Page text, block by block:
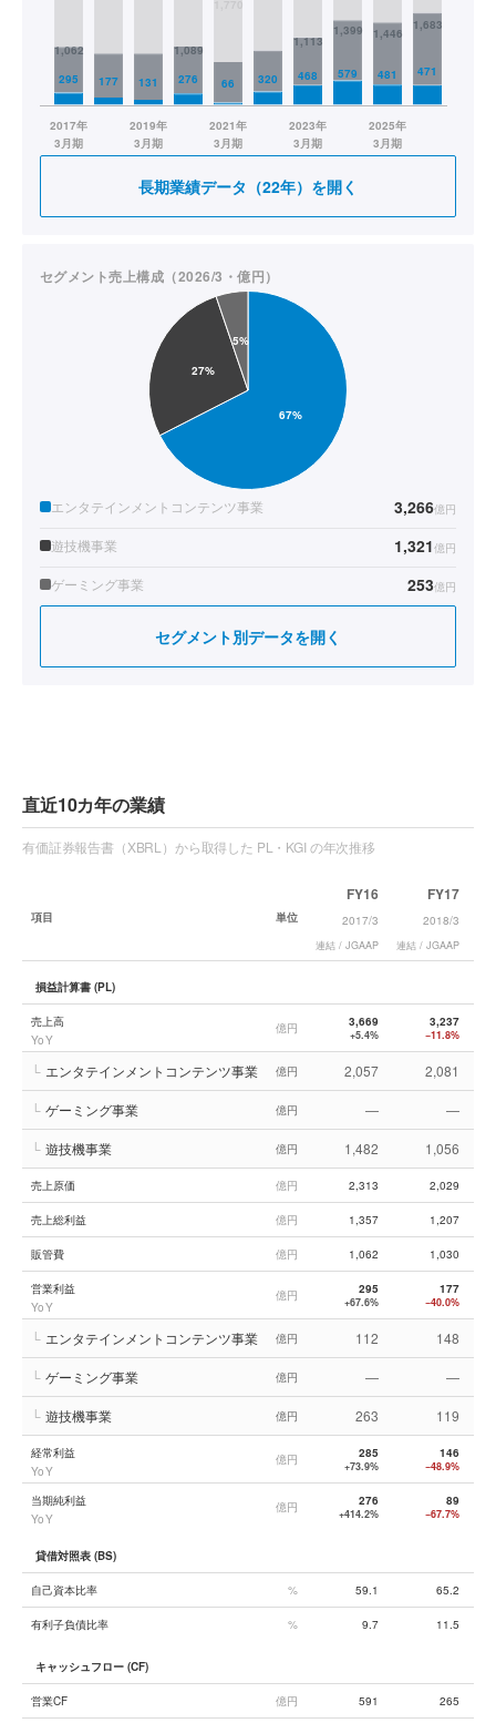
長期業績データ（22年）を開く
セグメント売上構成（2026/3・億円）
エンタテインメントコンテンツ事業 3,266億円
遊技機事業 1,321億円
ゲーミング事業 253億円
セグメント別データを開く
直近10カ年の業績
有価証券報告書（XBRL）から取得した PL・KGI の年次推移
項目 単位
FY16
2017/3
連結 / JGAAP
FY17
2018/3
連結 / JGAAP
損益計算書 (PL)
売上高
YoY
億円 3,669
+5.4%
3,237
−11.8%
└ エンタテインメントコンテンツ事業 億円 2,057 2,081
└ ゲーミング事業 億円 — —
└ 遊技機事業 億円 1,482 1,056
売上原価 億円 2,313 2,029
売上総利益 億円 1,357 1,207
販管費 億円 1,062 1,030
営業利益
YoY
億円 295
+67.6%
177
−40.0%
└ エンタテインメントコンテンツ事業 億円 112 148
└ ゲーミング事業 億円 — —
└ 遊技機事業 億円 263 119
経常利益
YoY
億円 285
+73.9%
146
−48.9%
当期純利益
YoY
億円 276
+414.2%
89
−67.7%
貸借対照表 (BS)
自己資本比率 % 59.1 65.2
有利子負債比率 % 9.7 11.5
キャッシュフロー (CF)
営業CF 億円 591 265